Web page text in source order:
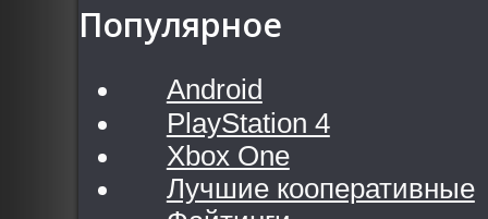
Популярное
Android
PlayStation 4
Xbox One
Лучшие кооперативные